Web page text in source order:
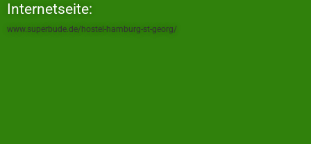
Internetseite:
www.superbude.de/hostel-hamburg-st-georg/